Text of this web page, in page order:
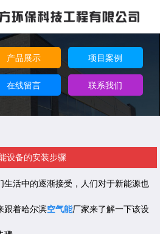
产品展示 项目案例
在线留言 联系我们
设备的安装步骤
生活中的逐渐接受，人们对于新能源也
跟着哈尔滨空气能厂家来了解一下该设